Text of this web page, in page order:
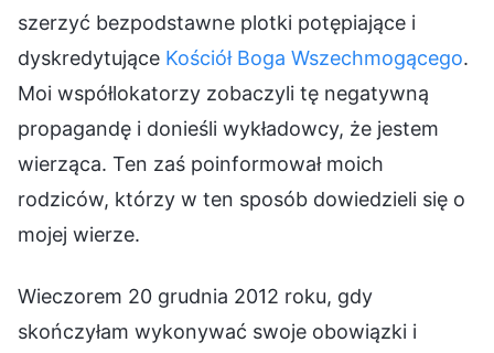
szerzyć bezpodstawne plotki potępiające i
dyskredytujące Kościół Boga Wszechmogącego.
Moi współlokatorzy zobaczyli tę negatywną
propagandę i donieśli wykładowcy, że jestem
wierząca. Ten zaś poinformował moich
rodziców, którzy w ten sposób dowiedzieli się o
mojej wierze.
Wieczorem 20 grudnia 2012 roku, gdy
skończyłam wykonywać swoje obowiązki i